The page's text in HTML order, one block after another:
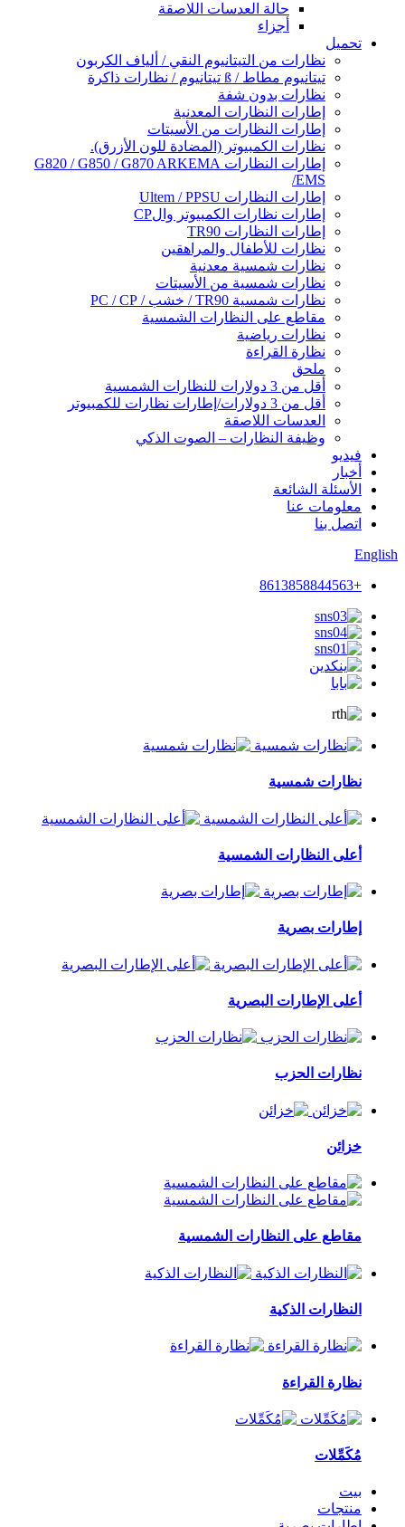
حالة العدسات اللاصقة
أجزاء
تحميل
نظارات من التيتانيوم النقي / ألياف الكربون
تيتانيوم مطاط / ß تيتانيوم / نظارات ذاكرة
نظارات بدون شفة
إطارات النظارات المعدنية
إطارات النظارات من الأسيتات
نظارات الكمبيوتر (المضادة للون الأزرق).
إطارات النظارات G820 / G850 / G870 ARKEMA
/EMS
إطارات النظارات Ultem / PPSU
إطارات نظارات الكمبيوتر والCP
إطارات النظارات TR90
نظارات للأطفال والمراهقين
نظارات شمسية معدنية
نظارات شمسية من الأسيتات
نظارات شمسية TR90 / خشب / PC / CP
مقاطع على النظارات الشمسية
نظارات رياضية
نظارة القراءة
ملحق
أقل من 3 دولارات للنظارات الشمسية
أقل من 3 دولارات/إطارات نظارات للكمبيوتر
العدسات اللاصقة
وظيفة النظارات – الصوت الذكي
فيديو
أخبار
الأسئلة الشائعة
معلومات عنا
اتصل بنا
English
+8613858844563
نظارات شمسية
أعلى النظارات الشمسية
إطارات بصرية
أعلى الإطارات البصرية
نظارات الحزب
خزائن
مقاطع على النظارات الشمسية
النظارات الذكية
نظارة القراءة
مُكَمِّلات
بيت
منتجات